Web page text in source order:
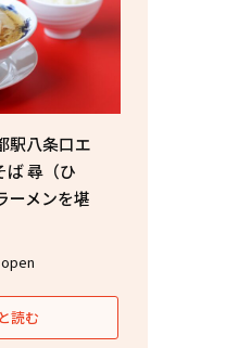
駅八条口エ
ば 尋（ひ
ーメンを堪
読む